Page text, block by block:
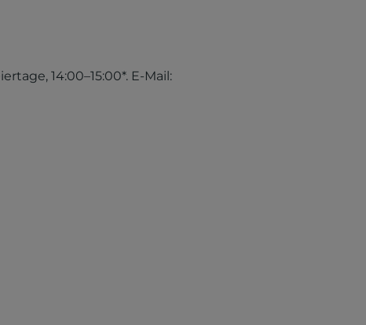
14:00–15:00*. E-Mail: